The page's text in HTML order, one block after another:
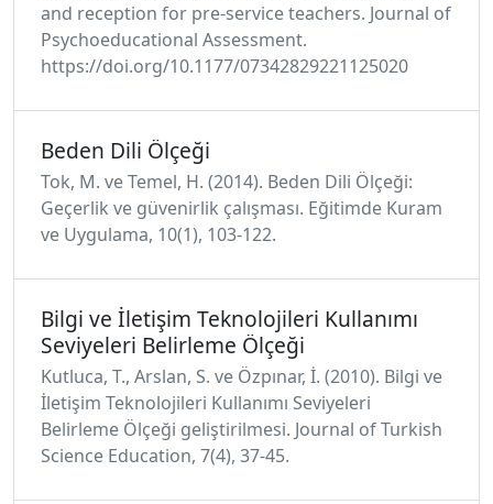
and reception for pre-service teachers. Journal of
Psychoeducational Assessment.
https://doi.org/10.1177/07342829221125020
Beden Dili Ölçeği
Tok, M. ve Temel, H. (2014). Beden Dili Ölçeği:
Geçerlik ve güvenirlik çalışması. Eğitimde Kuram
ve Uygulama, 10(1), 103-122.
Bilgi ve İletişim Teknolojileri Kullanımı
Seviyeleri Belirleme Ölçeği
Kutluca, T., Arslan, S. ve Özpınar, İ. (2010). Bilgi ve
İletişim Teknolojileri Kullanımı Seviyeleri
Belirleme Ölçeği geliştirilmesi. Journal of Turkish
Science Education, 7(4), 37-45.